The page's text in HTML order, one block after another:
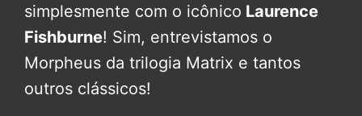
simplesmente com o icônico Laurence
Fishburne! Sim, entrevistamos o
Morpheus da trilogia Matrix e tantos
outros clássicos!